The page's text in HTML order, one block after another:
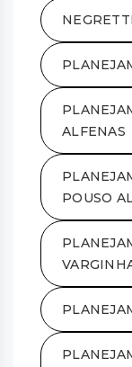
ALFENAS
POUSO